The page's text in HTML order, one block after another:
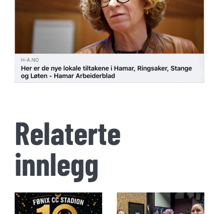
Relaterte
innlegg